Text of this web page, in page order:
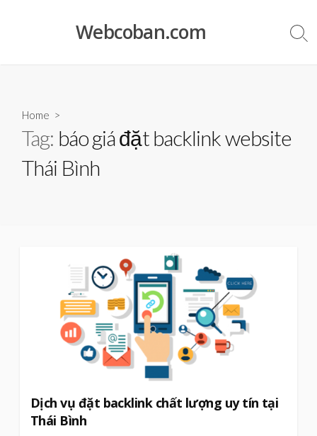
Webcoban.com
Home >
Tag: báo giá đặt backlink website
Thái Bình
Dịch vụ đặt backlink chất lượng uy tín tại
Thái Bình